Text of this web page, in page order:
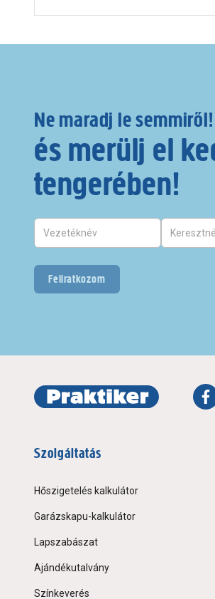
Ne maradj le
és merülj el
tengerében!
Feliratkozom
Szolgáltatás
Hőszigetelés kalkulátor
Garázskapu-kalkulátor
Lapszabászat
Ajándékutalvány
Színkeverés